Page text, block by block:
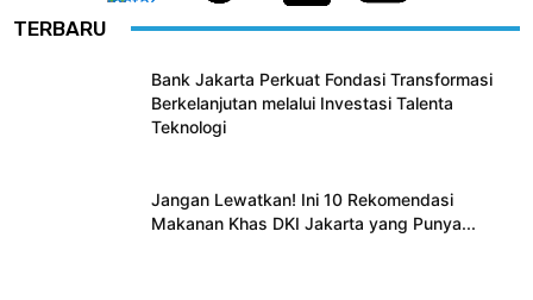
TERBARU
Bank Jakarta Perkuat Fondasi Transformasi
Berkelanjutan melalui Investasi Talenta
Teknologi
Jangan Lewatkan! Ini 10 Rekomendasi
Makanan Khas DKI Jakarta yang Punya...